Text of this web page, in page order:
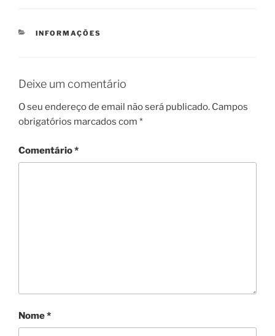
CATEGORIAS
INFORMAÇÕES
Deixe um comentário
O seu endereço de email não será publicado. Campos
obrigatórios marcados com *
Comentário*
Nome*